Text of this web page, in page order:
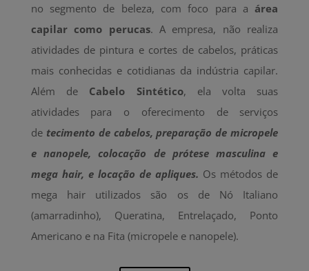
no segmento de beleza, com foco para aárea
capilar como perucas. A empresa, não realiza
atividades de pintura e cortes de cabelos, práticas
mais conhecidas e cotidianas da indústria capilar.
Além de Cabelo Sintético, ela volta suas
atividades para o oferecimento de serviços
de tecimento de cabelos, preparação de micropele
e nanopele, colocação de prótese masculina e
mega hair, e locação de apliques. Os métodos de
mega hair utilizados são os de Nó Italiano
(amarradinho), Queratina, Entrelaçado, Ponto
Americano e na Fita (micropele e nanopele).